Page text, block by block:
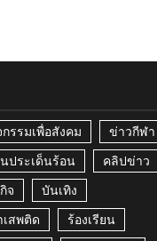
กรรมเพื่อสังคม ข่าวกีฬา
ประเด็นร้อน คลิปข่าว
จ บันเทิง
เสพติด ร้องเรียน